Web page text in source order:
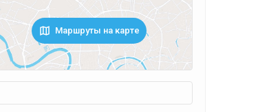
Маршруты на карте